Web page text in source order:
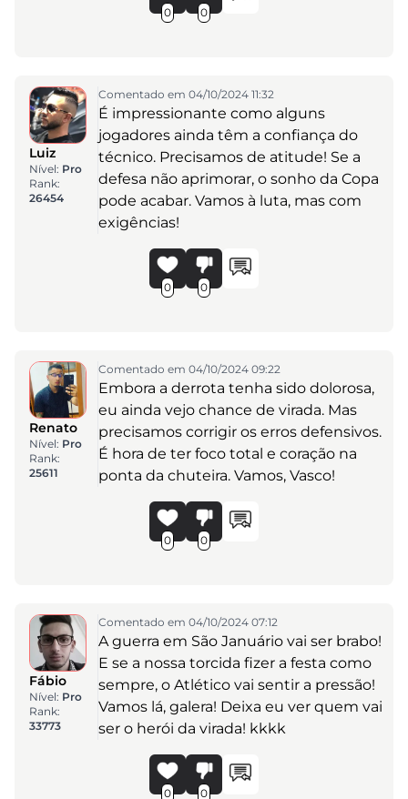
0 0
Luiz
Nível: Pro
Rank:
26454
Comentado em 04/10/2024 11:32
É impressionante como alguns
jogadores ainda têm a confiança do
técnico. Precisamos de atitude! Se a
defesa não aprimorar, o sonho da Copa
pode acabar. Vamos à luta, mas com
exigências!
0 0
Renato
Nível: Pro
Rank:
25611
Comentado em 04/10/2024 09:22
Embora a derrota tenha sido dolorosa,
eu ainda vejo chance de virada. Mas
precisamos corrigir os erros defensivos.
É hora de ter foco total e coração na
ponta da chuteira. Vamos, Vasco!
0 0
Fábio
Nível: Pro
Rank:
33773
Comentado em 04/10/2024 07:12
A guerra em São Januário vai ser brabo!
E se a nossa torcida fizer a festa como
sempre, o Atlético vai sentir a pressão!
Vamos lá, galera! Deixa eu ver quem vai
ser o herói da virada! kkkk
0 0